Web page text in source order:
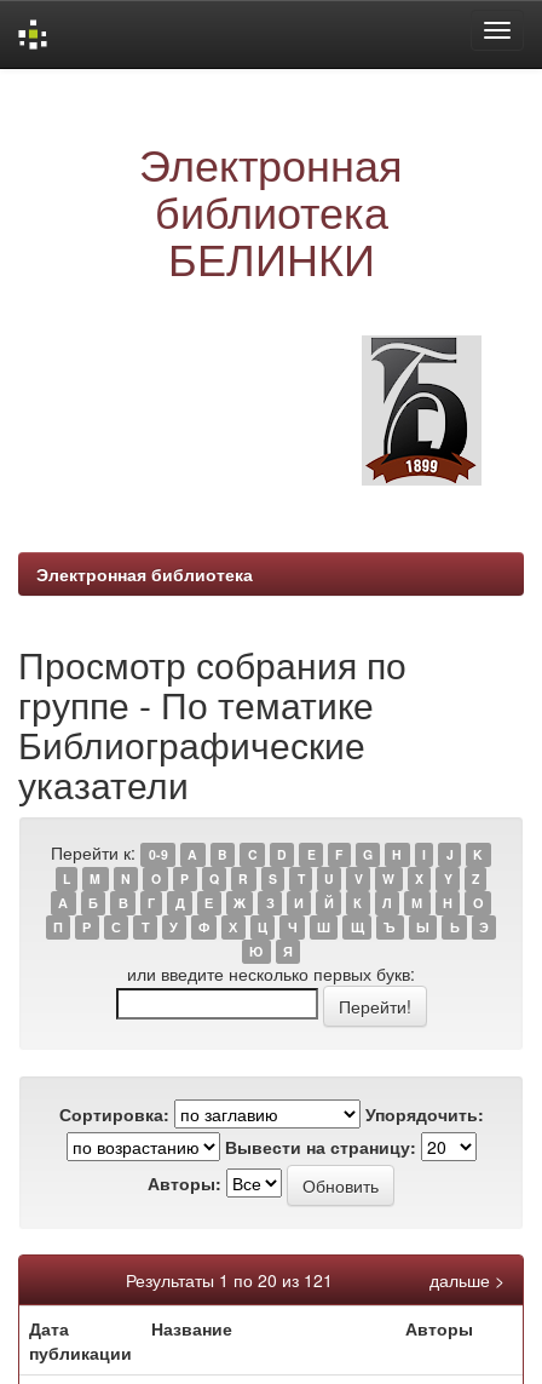
Электронная
библиотека
БЕЛИНКИ
Электронная библиотека
Просмотр собрания по
группе - По тематике
Библиографические
указатели
Перейти к: 0-9 A B C D E F G H I J
K
L
M N O P Q R S T U V W X Y
Z
А
Б В Г Д Е Ж З И Й К Л М Н
О
П
Р С Т У Ф Х Ц Ч Ш Щ Ъ Ы Ь
Э
Ю
Я
или введите несколько первых букв:
Сортировка:
Упорядочить:
Вывести на страницу:
Авторы:
Результаты 1 по 20 из 121
дальше >
Дата
публикации
Название Авторы